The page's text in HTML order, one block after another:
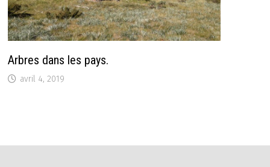
Arbres dans les pays.
avril 4, 2019